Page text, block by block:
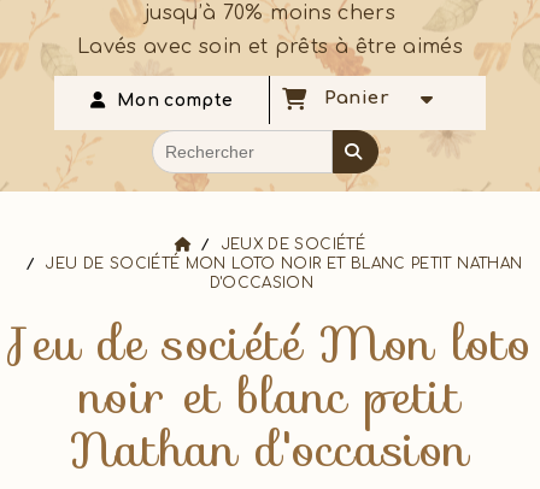
jusqu’à 70% moins chers
Lavés avec soin et prêts à être aimés
Mon compte Panier
JEUX DE SOCIÉTÉ
JEU DE SOCIÉTÉ MON LOTO NOIR ET BLANC PETIT NATHAN
D'OCCASION
Jeu de société Mon loto
noir et blanc petit
Nathan d'occasion